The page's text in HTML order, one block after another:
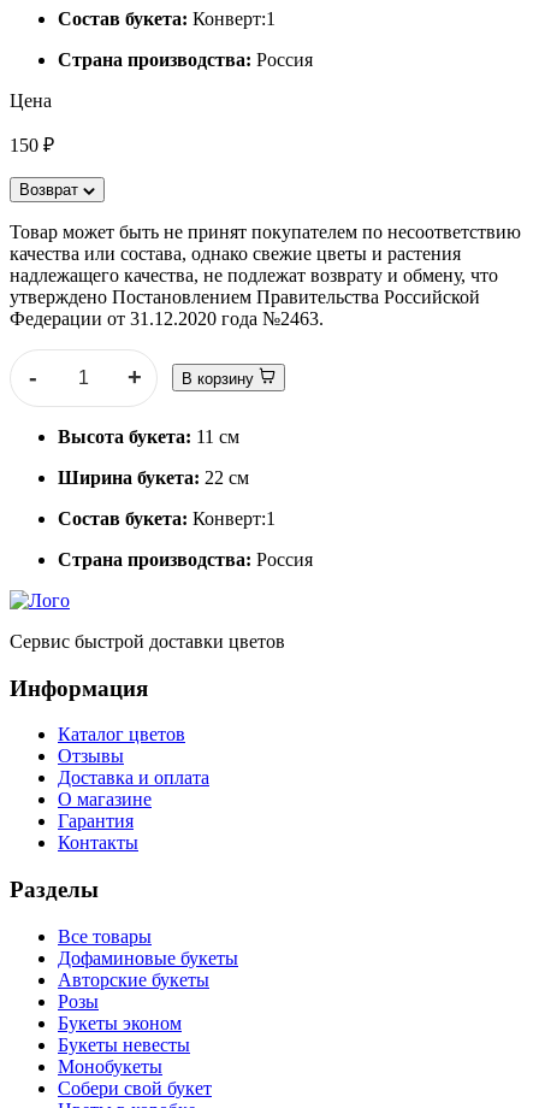
Состав букета: Конверт:1
Страна производства: Россия
Цена
150 ₽
Возврат
Товар может быть не принят покупателем по несоответствию
качества или состава, однако свежие цветы и растения
надлежащего качества, не подлежат возврату и обмену, что
утверждено Постановлением Правительства Российской
Федерации от 31.12.2020 года №2463.
- + В корзину
Высота букета: 11 см
Ширина букета: 22 см
Состав букета: Конверт:1
Страна производства: Россия
Сервис быстрой доставки цветов
Информация
Каталог цветов
Отзывы
Доставка и оплата
О магазине
Гарантия
Контакты
Разделы
Все товары
Дофаминовые букеты
Авторские букеты
Розы
Букеты эконом
Букеты невесты
Монобукеты
Собери свой букет